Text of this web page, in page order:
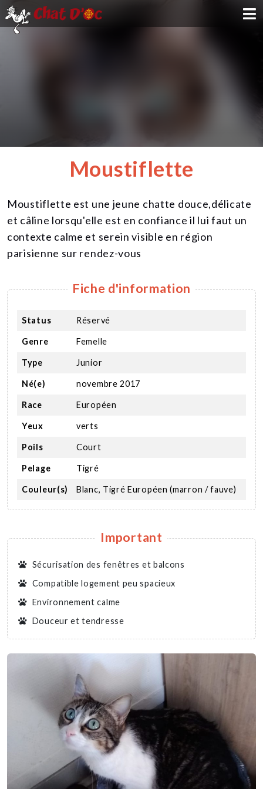
NOUS SOUTENIR
CONTACT
Moustiflette
Moustiflette est une jeune chatte douce,délicate
et câline lorsqu'elle est en confiance il lui faut un
contexte calme et serein visible en région
parisienne sur rendez-vous
Fiche d'information
Status Réservé
Genre Femelle
Type Junior
Né(e) novembre 2017
Race Européen
Yeux verts
Poils Court
Pelage Tigré
Couleur(s) Blanc, Tigré Européen (marron / fauve)
Important
Sécurisation des fenêtres et balcons
Compatible logement peu spacieux
Environnement calme
Douceur et tendresse